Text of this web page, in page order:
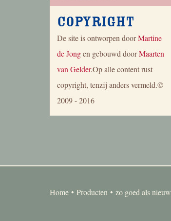
Copyright
De site is ontworpen doorMartine
de Jongen gebouwd doorMaarten
van Gelder.Op alle content rust
copyright, tenzij anders vermeld.©
2009 - 2016
Home Producten zo goed als nieuw